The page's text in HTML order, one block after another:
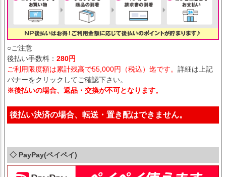
○ご注意
後払い手数料： 280円
ご利用限度額は累計残高で55,000円（税込）迄です。 詳細は上記
バナーをクリックしてご確認下さい。
※後払いの場合、返品・交換が不可となります。
後払い決済の場合、転送・置き配はできません。
◇ PayPay(ペイペイ)